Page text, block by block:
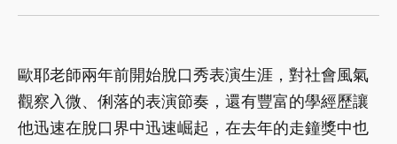
歐耶老師兩年前開始脫口秀表演生涯，對社會風氣
觀察入微、俐落的表演節奏，還有豐富的學經歷讓
他迅速在脫口界中迅速崛起，在去年的走鐘獎中也